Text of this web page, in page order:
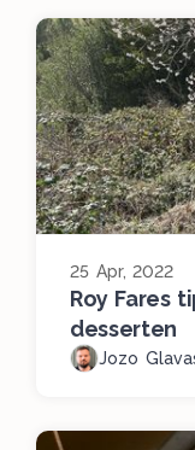
25 Apr, 2022
Roy Fares
desserten
Jozo